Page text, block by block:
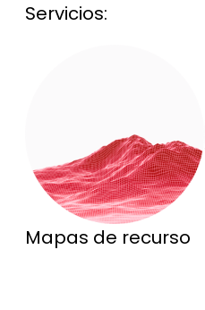
Servicios:
Mapas de recurso